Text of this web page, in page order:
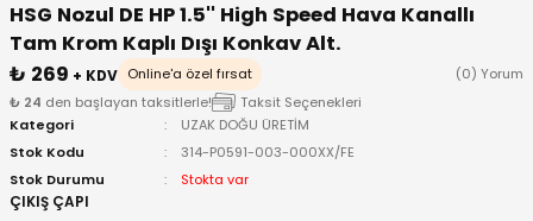
HSG Nozul DE HP 1.5'' High Speed Hava Kanallı
Tam Krom Kaplı Dışı Konkav Alt.
₺ 269 + KDV Online'a özel fırsat
(0) Yorum
₺ 24 den başlayan taksitlerle!
Taksit Seçenekleri
Kategori
UZAK DOĞU ÜRETİM
Stok Kodu
314-P0591-003-000XX/FE
Stok Durumu
Stokta var
ÇIKIŞ ÇAPI
Parçaları
Ürünleri
Camları